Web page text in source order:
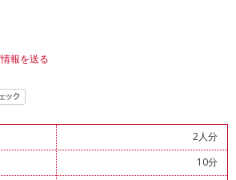
報を送る
2人分
10分